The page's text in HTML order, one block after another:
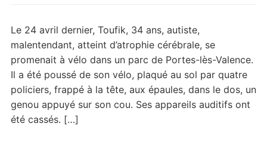
Le 24 avril dernier, Toufik, 34 ans, autiste,
malentendant, atteint d’atrophie cérébrale, se
promenait à vélo dans un parc de Portes-lès-Valence.
Il a été poussé de son vélo, plaqué au sol par quatre
policiers, frappé à la tête, aux épaules, dans le dos, un
genou appuyé sur son cou. Ses appareils auditifs ont
été cassés. […]